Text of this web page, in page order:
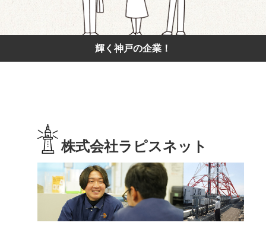
求職中の方
女性の就業
高齢者の就業
輝く神戸の企業！
株式会社ラピスネット